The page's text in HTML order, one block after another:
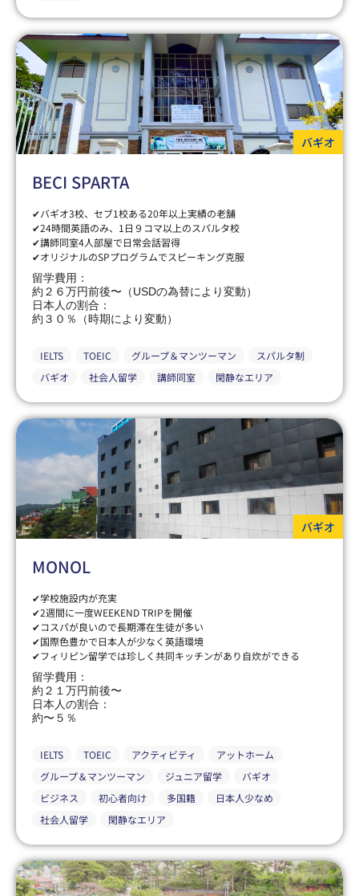
バギオ
BECI SPARTA
✔バギオ3校、セブ1校ある20年以上実績の老舗
✔24時間英語のみ、1日９コマ以上のスパルタ校
✔講師同室4人部屋で日常会話習得
✔オリジナルのSPプログラムでスピーキング克服
留学費用：
約２６万円前後〜（USDの為替により変動）
日本人の割合：
約３０％（時期により変動）
IELTS TOEIC グループ＆マンツーマン
スパルタ制
バギオ
社会人留学 講師同室 閑静なエリア
バギオ
MONOL
✔学校施設内が充実
✔2週間に一度WEEKEND TRIPを開催
✔コスパが良いので長期滞在生徒が多い
✔国際色豊かで日本人が少なく英語環境
✔フィリピン留学では珍しく共同キッチンがあり自炊ができる
留学費用：
約２１万円前後〜
日本人の割合：
約〜５％
IELTS TOEIC アクティビティ
アットホーム
グループ＆マンツーマン
ジュニア留学
バギオ
ビジネス
初心者向け 多国籍
日本人少なめ
社会人留学
閑静なエリア